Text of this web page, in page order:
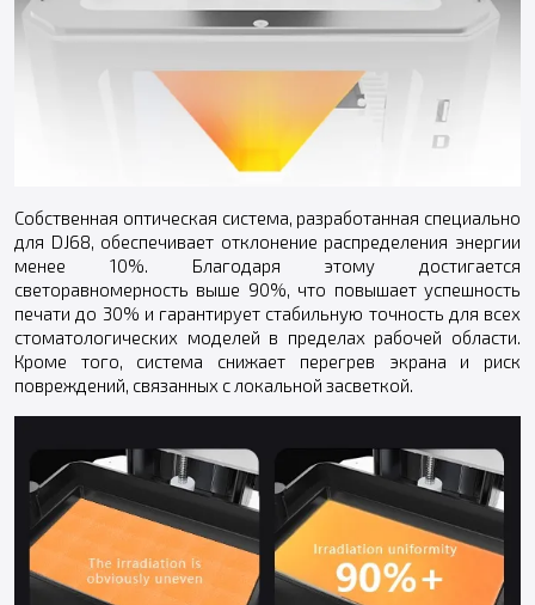
Собственная оптическая система, разработанная специально
для DJ68, обеспечивает отклонение распределения энергии
менее 10%. Благодаря этому достигается
светоравномерность выше 90%, что повышает успешность
печати до 30% и гарантирует стабильную точность для всех
стоматологических моделей в пределах рабочей области.
Кроме того, система снижает перегрев экрана и риск
повреждений, связанных с локальной засветкой.